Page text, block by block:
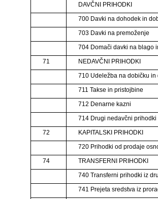
DAVČNI PRIHODKI
700 Davki na dohodek in
703 Davki na premoženje
704 Domači davki na blago
71
NEDAVČNI PRIHODKI
710 Udeležba na dobičku
711 Takse in pristojbine
712 Denarne kazni
714 Drugi nedavčni prihodki
72
KAPITALSKI PRIHODKI
720 Prihodki od prodaje
74
TRANSFERNI PRIHODKI
740 Transferni prihodki iz
741 Prejeta sredstva iz